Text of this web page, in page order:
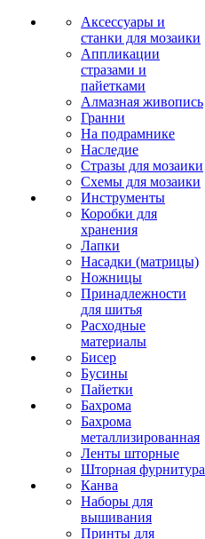
Аксессуары и
станки для мозаики
Аппликации
стразами и
пайетками
Алмазная живопись
Гранни
На подрамнике
Наследие
Стразы для мозаики
Схемы для мозаики
Инструменты
Коробки для
хранения
Лапки
Насадки (матрицы)
Ножницы
Принадлежности
для шитья
Расходные
материалы
Бисер
Бусины
Пайетки
Бахрома
Бахрома
металлизированная
Ленты шторные
Шторная фурнитура
Канва
Наборы для
вышивания
Принты для